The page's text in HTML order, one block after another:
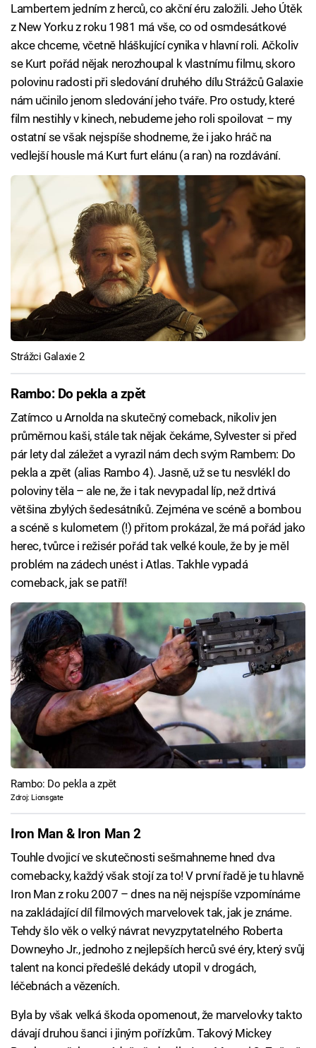
Lambertem jedním z herců, co akční éru založili. Jeho Útěk
z New Yorku z roku 1981 má vše, co od osmdesátkové
akce chceme, včetně hláškující cynika v hlavní roli. Ačkoliv
se Kurt pořád nějak nerozhoupal k vlastnímu filmu, skoro
polovinu radosti při sledování druhého dílu Strážců Galaxie
nám učinilo jenom sledování jeho tváře. Pro ostudy, které
film nestihly v kinech, nebudeme jeho roli spoilovat – my
ostatní se však nejspíše shodneme, že i jako hráč na
vedlejší housle má Kurt furt elánu (a ran) na rozdávání.
Strážci Galaxie 2
Rambo: Do pekla a zpět
Zatímco u Arnolda na skutečný comeback, nikoliv jen
průměrnou kaši, stále tak nějak čekáme, Sylvester si před
pár lety dal záležet a vyrazil nám dech svým Rambem: Do
pekla a zpět (alias Rambo 4). Jasně, už se tu nesvlékl do
poloviny těla – ale ne, že i tak nevypadal líp, než drtivá
většina zbylých šedesátníků. Zejména ve scéně a bombou
a scéně s kulometem (!) přitom prokázal, že má pořád jako
herec, tvůrce i režisér pořád tak velké koule, že by je měl
problém na zádech unést i Atlas. Takhle vypadá
comeback, jak se patří!
Rambo: Do pekla a zpět
Zdroj: Lionsgate
Iron Man & Iron Man 2
Touhle dvojicí ve skutečnosti sešmahneme hned dva
comebacky, každý však stojí za to! V první řadě je tu hlavně
Iron Man z roku 2007 – dnes na něj nejspíše vzpomínáme
na zakládající díl filmových marvelovek tak, jak je známe.
Tehdy šlo věk o velký návrat nevyzpytatelného Roberta
Downeyho Jr., jednoho z nejlepších herců své éry, který svůj
talent na konci předešlé dekády utopil v drogách,
léčebnách a vězeních.
Byla by však velká škoda opomenout, že marvelovky takto
dávají druhou šanci i jiným pořízkům. Takový Mickey